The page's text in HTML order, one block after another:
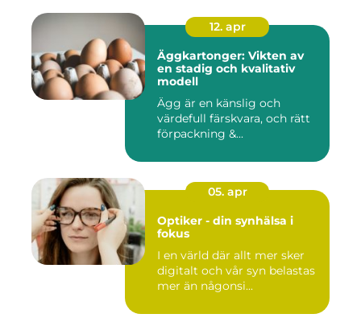
12. apr
Äggkartonger: Vikten av
en stadig och kvalitativ
modell
Ägg är en känslig och
värdefull färskvara, och rätt
förpackning &...
05. apr
Optiker - din synhälsa i
fokus
I en värld där allt mer sker
digitalt och vår syn belastas
mer än någonsi...